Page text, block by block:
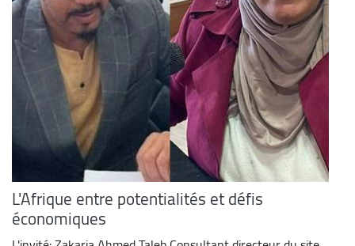
L'Afrique entre potentialités et défis
économiques